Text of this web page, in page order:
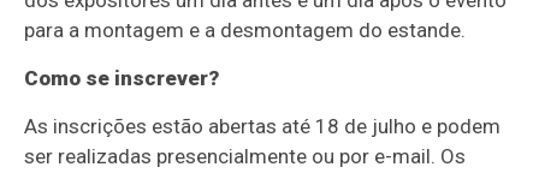
para a montagem e a desmontagem do estande.
Como se inscrever?
As inscrições estão abertas até 18 de julho e podem
ser realizadas presencialmente ou por e-mail. Os